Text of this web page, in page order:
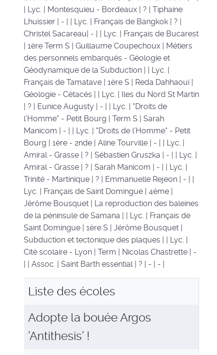
| Lyc. | Montesquieu - Bordeaux | ? | Tiphaine
Lhuissier | - | | Lyc. | Français de Bangkok | ? |
Christel Sacareau| - | | Lyc. | Français de Bucarest
| 1ère Term S | Guillaume Coupechoux | Métiers
des personnels embarqués - Géologie et
Géodynamique de la Subduction | | Lyc. |
Français de Tamatave | 1ère S | Reda Dahhaoui |
Géologie - Cétacés | | Lyc. | Iles du Nord St Martin
| ? | Eunice Augusty | - | | Lyc. | "Droits de
l’Homme" - Petit Bourg | Term S | Sarah
Manicom | - | | Lyc. | "Droits de l’Homme" - Petit
Bourg | 1ère - 2nde | Aline Tourville | - | | Lyc. |
Amiral - Grasse | ? | Sébastien Gruszka | - | | Lyc. |
Amiral - Grasse | ? | Sarah Manicom | - | | Lyc. |
Trinité - Martinique | ? | Emmanuelle Rejeon | - | |
Lyc. | Français de Saint Domingue | 4ème |
Jérôme Bousquet | La reproduction des baleines
de la péninsule de Samana | | Lyc. | Français de
Saint Domingue | 1ère S | Jérôme Bousquet |
Subduction et tectonique des plaques | | Lyc. |
Cité scolaire - Lyon | Term | Nicolas Chastrette | -
| | Assoc. | Saint Barth essential | ? | - | - |
Titre
Liste des écoles
Adopte la bouée Argos
’Antithesis’ !